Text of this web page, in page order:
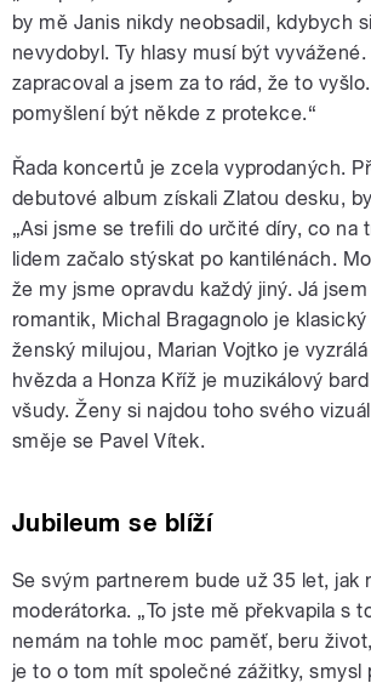
by mě Janis nikdy neobsadil, kdybych
nevydobyl. Ty hlasy musí být vyvážené.
zapracoval a jsem za to rád, že to
pomyšlení být někde z protekce.“
Řada koncertů je zcela vyprodaných.
debutové album získali Zlatou desku,
„Asi jsme se trefili do určité díry, co na
lidem začalo stýskat po kantilénách.
že my jsme opravdu každý jiný. Já
romantik, Michal Bragagnolo je
ženský milujou, Marian Vojtko je
hvězda a Honza Kříž je muzikálový
všudy. Ženy si najdou toho svého
směje se Pavel Vítek.
Jubileum se blíží
Se svým partnerem bude už 35 let, jak
moderátorka. „To jste mě překvapila s
nemám na tohle moc paměť, beru
je to o tom mít společné zážitky, smysl